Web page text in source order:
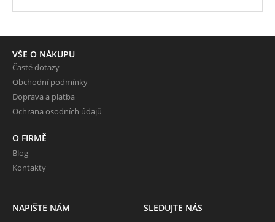
VŠE O NÁKUPU
Časté dotazy
Obchodní podmínky
Doprava a platba
Ochrana osodních údajů
O FIRMĚ
Blog
Kontakty
NAPIŠTE NÁM SLEDUJTE NÁS